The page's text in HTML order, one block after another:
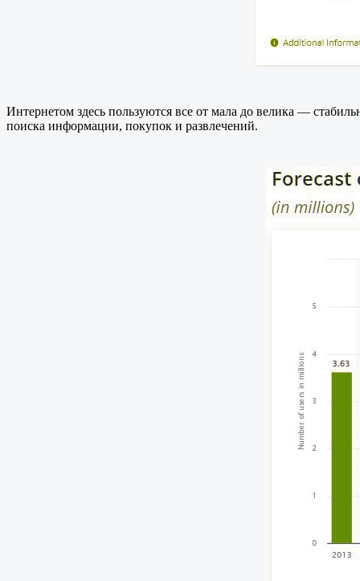
Интернетом здесь пользуются все от мала до велика —
поиска информации, покупок и развлечений.